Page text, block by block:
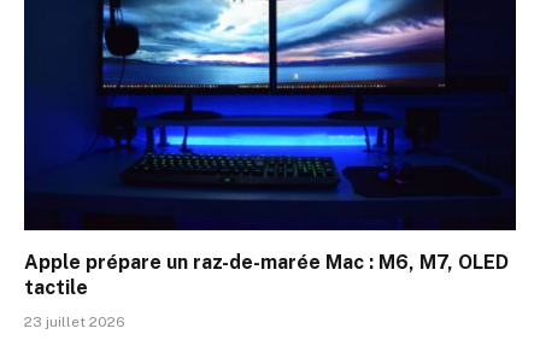
Apple prépare un raz-de-marée Mac : M6, M7, OLED
tactile
23 juillet 2026